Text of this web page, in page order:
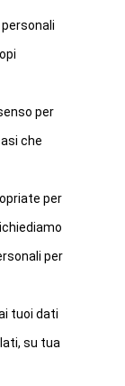
per
che
per
per
tuoi dati
su tua